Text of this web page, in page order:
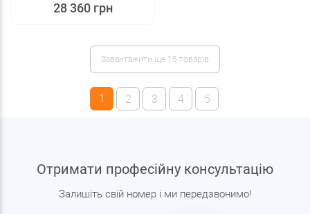
28 360 грн
Завантажити ще 15 товарів
1 2 3 4 5
Отримати професійну консультацію
Залишіть свій номер і ми передзвонимо!